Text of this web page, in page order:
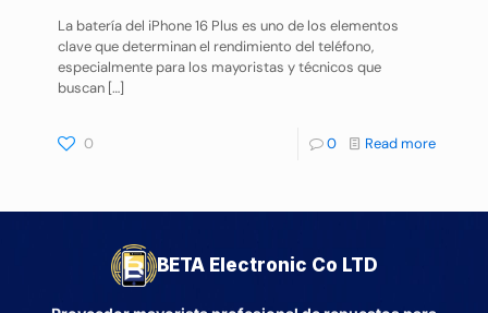
La batería del iPhone 16 Plus es uno de los elementos
clave que determinan el rendimiento del teléfono,
especialmente para los mayoristas y técnicos que
buscan […]
0 0 Read more
BETA Electronic Co LTD